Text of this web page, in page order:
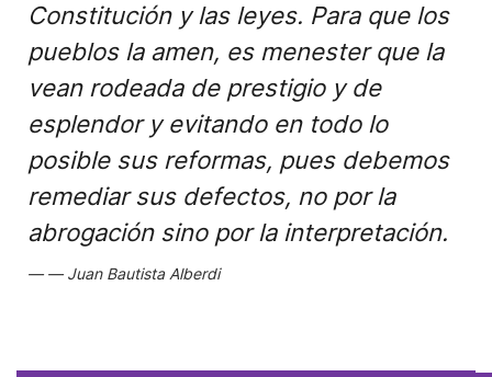
Constitución y las leyes. Para que los
pueblos la amen, es menester que la
vean rodeada de prestigio y de
esplendor y evitando en todo lo
posible sus reformas, pues debemos
remediar sus defectos, no por la
abrogación sino por la interpretación.
Juan Bautista Alberdi